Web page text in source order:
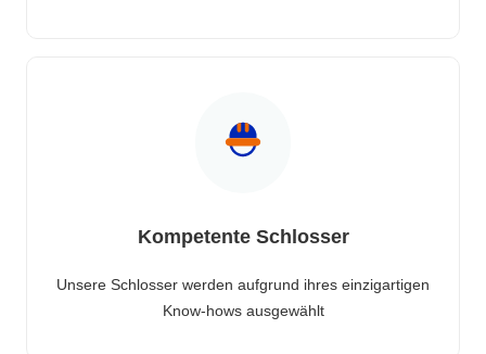
Kompetente Schlosser
Unsere Schlosser werden aufgrund ihres einzigartigen
Know-hows ausgewählt